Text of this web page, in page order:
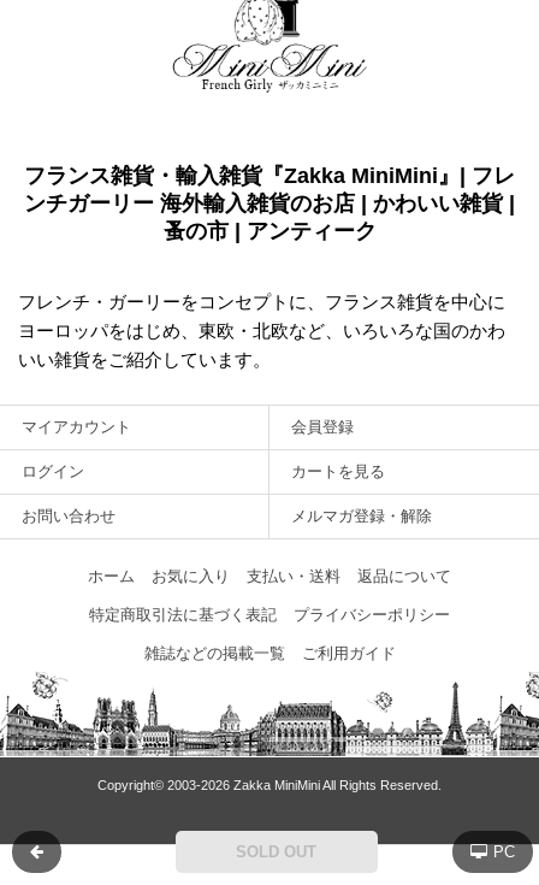
SOLD OUT
フランス雑貨・輸入雑貨『Zakka MiniMini』| フレ
ンチガーリー 海外輸入雑貨のお店 | かわいい雑貨 |
蚤の市 | アンティーク
フレンチ・ガーリーをコンセプトに、フランス雑貨を中心に
ヨーロッパをはじめ、東欧・北欧など、いろいろな国のかわ
いい雑貨をご紹介しています。
マイアカウント 会員登録
ログイン カートを見る
お問い合わせ メルマガ登録・解除
ホーム お気に入り 支払い・送料 返品について
特定商取引法に基づく表記 プライバシーポリシー
雑誌などの掲載一覧 ご利用ガイド
Copyright© 2003‐2026 Zakka MiniMini All Rights Reserved.
PC